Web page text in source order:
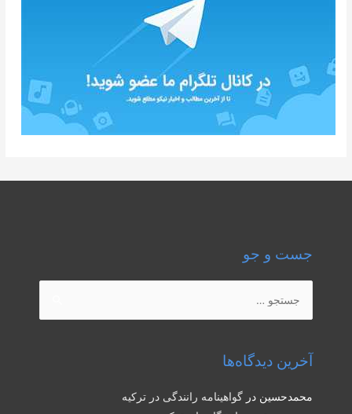
جست و جو
برای:
آخرین دیدگاه‌ها
محمدحسین در گواهینامه رانندگی در ترکیه